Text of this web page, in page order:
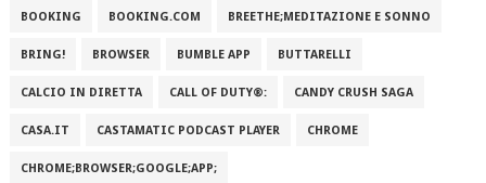
BOOKING BOOKING.COM BREETHE;MEDITAZIONE E SONNO
BRING! BROWSER BUMBLE APP BUTTARELLI
CALCIO IN DIRETTA CALL OF DUTY®: CANDY CRUSH SAGA
CASA.IT CASTAMATIC PODCAST PLAYER CHROME
CHROME;BROWSER;GOOGLE;APP;